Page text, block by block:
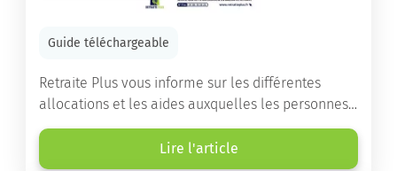
Guide téléchargeable
Retraite Plus vous informe sur les différentes
allocations et les aides auxquelles les personnes
âgées ont droit pour financer un séjour en maison
de retraite ou un maintien à domicile.
Lire l'article